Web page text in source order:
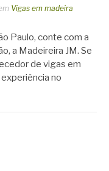
Vigas em madeira
Paulo, conte com a
a Madeireira JM. Se
de vigas em
no